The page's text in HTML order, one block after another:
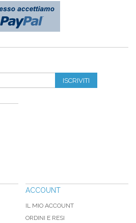
ISCRIVITI
ACCOUNT
IL MIO ACCOUNT
ORDINI E RESI